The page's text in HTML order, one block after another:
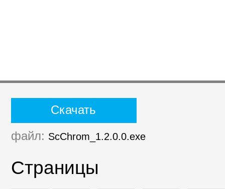
Страницы
файл: ScChrom_1.2.0.0.exe
Скачать